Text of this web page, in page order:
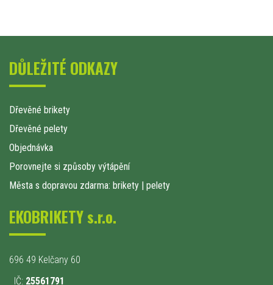
DŮLEŽITÉ ODKAZY
Dřevěné brikety
Dřevěné pelety
Objednávka
Porovnejte si způsoby výtápění
Města s dopravou zdarma: brikety | pelety
EKOBRIKETY s.r.o.
696 49 Kelčany 60
IČ: 25561791